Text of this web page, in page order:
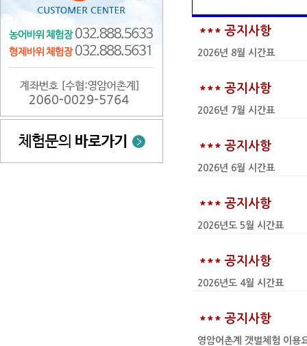
*** 공지사항
2026년 8월 시간표
*** 공지사항
2026년 7월 시간표
*** 공지사항
2026년 6월 시간표
*** 공지사항
2026년도 5월 시간표
*** 공지사항
2026년도 4월 시간표
*** 공지사항
영암어촌계 갯벌체험 이